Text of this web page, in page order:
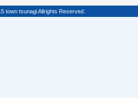
town tsunagi Allrights Reserved.